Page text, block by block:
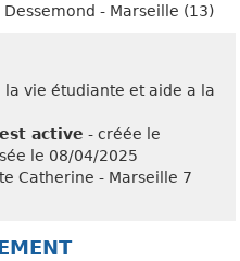
- Marseille (13)
la vie étudiante et aide a la
active - créée le
le 08/04/2025
Catherine - Marseille 7